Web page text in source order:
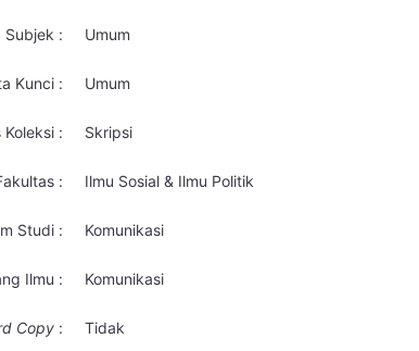
Subjek : Umum
Kunci : Umum
Koleksi : Skripsi
: Ilmu Sosial & Ilmu Politik
Studi : Komunikasi
Ilmu : Komunikasi
Copy : Tidak